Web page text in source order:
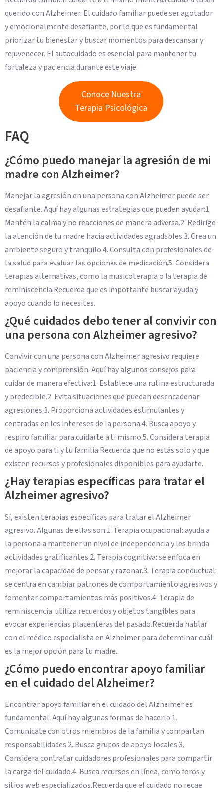
querido con Alzheimer. El cuidado familiar puede ser agotador
y emocionalmente desafiante, por lo que es fundamental
priorizar tu bienestar y buscar momentos para descansar y
rejuvenecer. El autocuidado es esencial para mantener tu
fortaleza y paciencia durante este viaje.
Conoce Nuestra
Terapia Psicológica
FAQ
¿Cómo puedo manejar la agresión de mi
madre con Alzheimer?
Manejar la agresión en una persona con Alzheimer puede ser
desafiante. Aquí hay algunas estrategias que pueden ayudar:1.
Mantén la calma y no reacciones de manera adversa.2. Redirige
la atención de tu madre hacia actividades agradables.3. Crea un
ambiente seguro y tranquilo.4. Consulta con profesionales de
la salud para evaluar las opciones de medicación.5. Considera
terapias alternativas, como la musicoterapia o la terapia de
reminiscencia.Recuerda que es importante buscar ayuda y
apoyo cuando lo necesites.
¿Qué cuidados debo tener al convivir con
una persona con Alzheimer agresivo?
Convivir con una persona con Alzheimer agresivo requiere
paciencia y comprensión. Aquí hay algunos consejos para
cuidar de manera efectiva:1. Establece una rutina estructurada
y predecible.2. Evita situaciones que puedan desencadenar
agresiones.3. Proporciona actividades estimulantes y
centradas en los intereses de la persona.4. Busca apoyo y
respiro familiar para cuidarte a ti mismo.5. Considera terapia
de apoyo para ti y tu familia.Recuerda que no estás solo y que
existen recursos y profesionales disponibles para ayudarte.
¿Hay terapias específicas para tratar el
Alzheimer agresivo?
Sí, existen terapias específicas para tratar el Alzheimer
agresivo. Algunas de ellas son:1. Terapia ocupacional: ayuda a
la persona a mantener un nivel de independencia y les brinda
actividades gratificantes.2. Terapia cognitiva: se enfoca en
mejorar la capacidad de pensar y razonar.3. Terapia conductual:
se centra en cambiar patrones de comportamiento agresivos y
fomentar comportamientos más positivos.4. Terapia de
reminiscencia: utiliza recuerdos y objetos tangibles para
evocar experiencias placenteras del pasado.Recuerda hablar
con el médico especialista en Alzheimer para determinar cuál
es la mejor opción para tu madre.
¿Cómo puedo encontrar apoyo familiar
en el cuidado del Alzheimer?
Encontrar apoyo familiar en el cuidado del Alzheimer es
fundamental. Aquí hay algunas formas de hacerlo:1.
Comunícate con otros miembros de la familia y compartan
responsabilidades.2. Busca grupos de apoyo locales.3.
Considera contratar cuidadores profesionales para compartir
la carga del cuidado.4. Busca recursos en línea, como foros y
sitios web especializados.Recuerda que el cuidado no recae